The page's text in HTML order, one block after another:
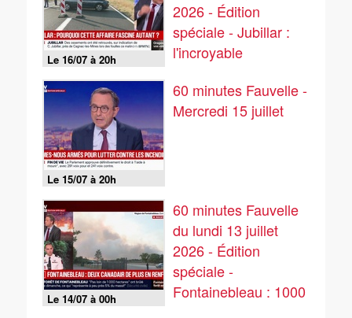
Le 16/07 à 20h
2026 - Édition
spéciale - Jubillar :
l'incroyable
l'affaire
Le 15/07 à 20h
60 minutes Fauvelle -
Mercredi 15 juillet
Le 14/07 à 00h
60 minutes Fauvelle
du lundi 13 juillet
2026 - Édition
spéciale -
Fontainebleau : 1000